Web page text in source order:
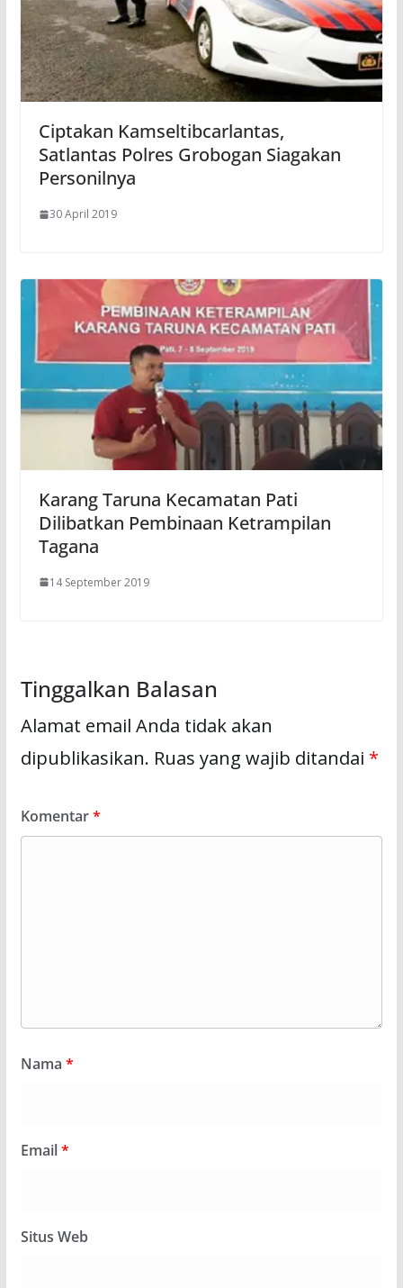
Ciptakan Kamseltibcarlantas,
Satlantas Polres Grobogan Siagakan
Personilnya
30 April 2019
Karang Taruna Kecamatan Pati
Dilibatkan Pembinaan Ketrampilan
Tagana
14 September 2019
Tinggalkan Balasan
Alamat email Anda tidak akan
dipublikasikan. Ruas yang wajib ditandai *
Komentar*
Nama *
Email*
Situs Web